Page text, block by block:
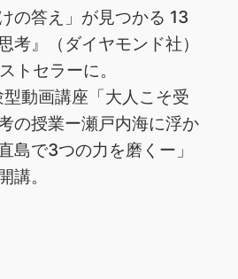
の答え」が見つかる 13
考』（ダイヤモンド社）
トセラーに。
動画講座「大人こそ受
の授業ー瀬戸内海に浮か
島で3つの力を磨くー」
講。